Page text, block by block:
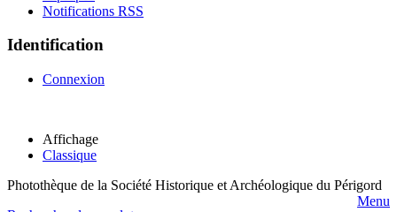
Notifications RSS
Identification
Connexion
Affichage
Classique
Photothèque de la Société Historique et Archéologique du Périgord
Menu